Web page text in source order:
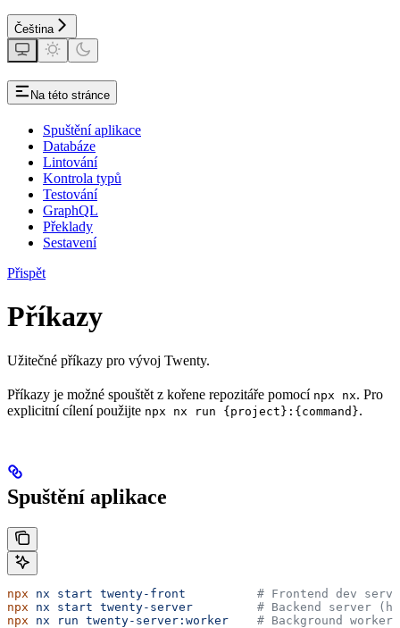
Čeština
Na této stránce
Spuštění aplikace
Databáze
Lintování
Kontrola typů
Testování
GraphQL
Překlady
Sestavení
Přispět
Příkazy
Užitečné příkazy pro vývoj Twenty.
Příkazy je možné spouštět z kořene repozitáře pomocí npx nx. Pro
explicitní cílení použijte npx nx run {project}:{command}.
Spuštění aplikace
npx nx start twenty-front
# Frontend dev
npx nx start twenty-server
# Backend server
npx nx run twenty-server:worker
    # Background worker